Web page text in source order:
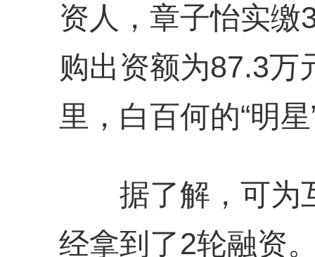
资人，章子怡实缴
购出资额为87.3万
里，白百何的“明
据了解，可为
经拿到了2轮融资